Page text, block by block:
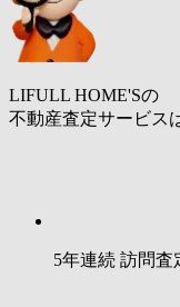
LIFULL HOME'Sの
不動産査定サービス
5年連続 訪問査